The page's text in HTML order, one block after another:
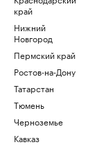
край
Нижний
Новгород
Пермский край
Ростов-на-Дону
Татарстан
Тюмень
Черноземье
Кавказ